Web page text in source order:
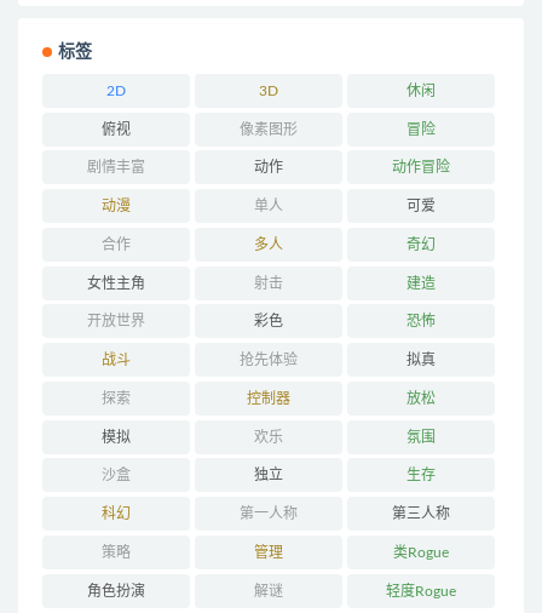
标签
2D 3D 休闲
俯视 像素图形 冒险
剧情丰富 动作 动作冒险
动漫 单人 可爱
合作 多人 奇幻
女性主角 射击 建造
开放世界 彩色 恐怖
战斗 抢先体验 拟真
探索 控制器 放松
模拟 欢乐 氛围
沙盒 独立 生存
科幻 第一人称 第三人称
策略 管理 类Rogue
角色扮演 解谜 轻度Rogue